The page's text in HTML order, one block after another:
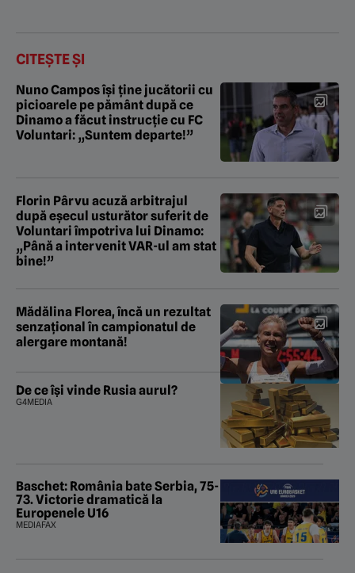
CITEȘTE ȘI
Nuno Campos își ține jucătorii cu
picioarele pe pământ după ce
Dinamo a făcut instrucție cu FC
Voluntari: „Suntem departe!”
Florin Pârvu acuză arbitrajul
după eșecul usturător suferit de
Voluntari împotriva lui Dinamo:
„Până a intervenit VAR-ul am stat
bine!”
Mădălina Florea, încă un rezultat
senzațional în campionatul de
alergare montană!
De ce își vinde Rusia aurul?
G4MEDIA
Baschet: România bate Serbia, 75-
73. Victorie dramatică la
Europenele U16
MEDIAFAX